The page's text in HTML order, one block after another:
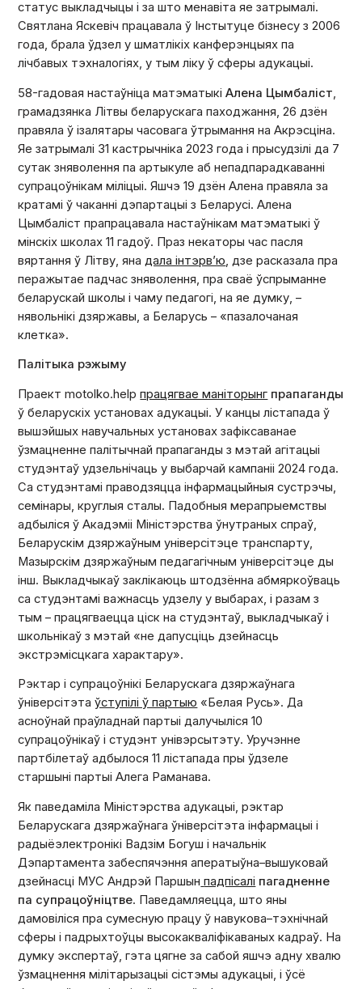
статус выкладчыцы і за што менавіта яе затрымалі.
Святлана Яскевіч працавала ў Інстытуце бізнесу з 2006
года, брала ўдзел у шматлікіх канферэнцыях па
лічбавых тэхналогіях, у тым ліку ў сферы адукацыі.
58-гадовая настаўніца матэматыкіАлена Цымбаліст,
грамадзянка Літвы беларускага паходжання, 26 дзён
правяла ў ізалятары часовага ўтрымання на Акрэсціна.
Яе затрымалі 31 кастрычніка 2023 года і прысудзілі да 7
сутак зняволення па артыкуле аб непадпарадкаванні
супрацоўнікам міліцыі. Яшчэ 19 дзён Алена правяла за
кратамі ў чаканні дэпартацыі з Беларусі. Алена
Цымбаліст прапрацавала настаўнікам матэматыкі ў
мінскіх школах 11 гадоў. Праз некаторы час пасля
вяртання ў Літву, яна дала інтэрв’ю, дзе расказала пра
перажытае падчас зняволення, пра сваё ўспрыманне
беларускай школы і чаму педагогі, на яе думку, –
нявольнікі дзяржавы, а Беларусь – «пазалочаная
клетка».
Палітыка рэжыму
Праект motolko.help працягвае маніторынг прапаганды
ў беларускіх установах адукацыі. У канцы лістапада ў
вышэйшых навучальных установах зафіксаванае
ўзмацненне палітычнай прапаганды з мэтай агітацыі
студэнтаў удзельнічаць у выбарчай кампаніі 2024 года.
Са студэнтамі праводзяцца інфармацыйныя сустрэчы,
семінары, круглыя сталы. Падобныя мерапрыемствы
адбыліся ў Акадэміі Міністэрства ўнутраных спраў,
Беларускім дзяржаўным універсітэце транспарту,
Мазырскім дзяржаўным педагагічным універсітэце ды
інш. Выкладчыкаў заклікаюць штодзённа абмяркоўваць
са студэнтамі важнасць удзелу у выбарах, і разам з
тым – працягваецца ціск на студэнтаў, выкладчыкаў і
школьнікаў з мэтай «не дапусціць дзейнасць
экстрэмісцкага характару».
Рэктар і супрацоўнікі Беларускага дзяржаўнага
ўніверсітэта ўступілі ў партыю «Белая Русь». Да
асноўнай праўладнай партыі далучыліся 10
супрацоўнікаў і студэнт унівэрсытэту. Уручэнне
партбілетаў адбылося 11 лістапада пры ўдзеле
старшыні партыі Алега Раманава.
Як паведаміла Міністэрства адукацыі, рэктар
Беларускага дзяржаўнага ўніверсітэта інфармацыі і
радыёэлектронікі Вадзім Богуш і начальнік
Дэпартамента забеспячэння аператыўна–вышуковай
дзейнасці МУС Андрэй Паршын падпісалі пагадненне
па супрацоўніцтве. Паведамляецца, што яны
дамовіліся пра сумесную працу ў навукова–тэхнічнай
сферы і падрыхтоўцы высокакваліфікаваных кадраў. На
думку экспертаў, гэта цягне за сабой яшчэ адну хвалю
ўзмацнення мілітарызацыі сістэмы адукацыі, і ўсё